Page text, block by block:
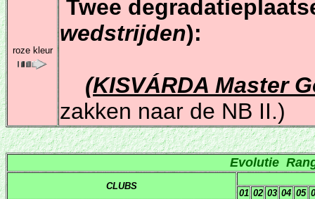
roze kleur
Twee
wedstrijden):
(KISVÁRDA Master
zakken naar de NB II.)
Evolutie
CLUBS
01 02 03 04 05